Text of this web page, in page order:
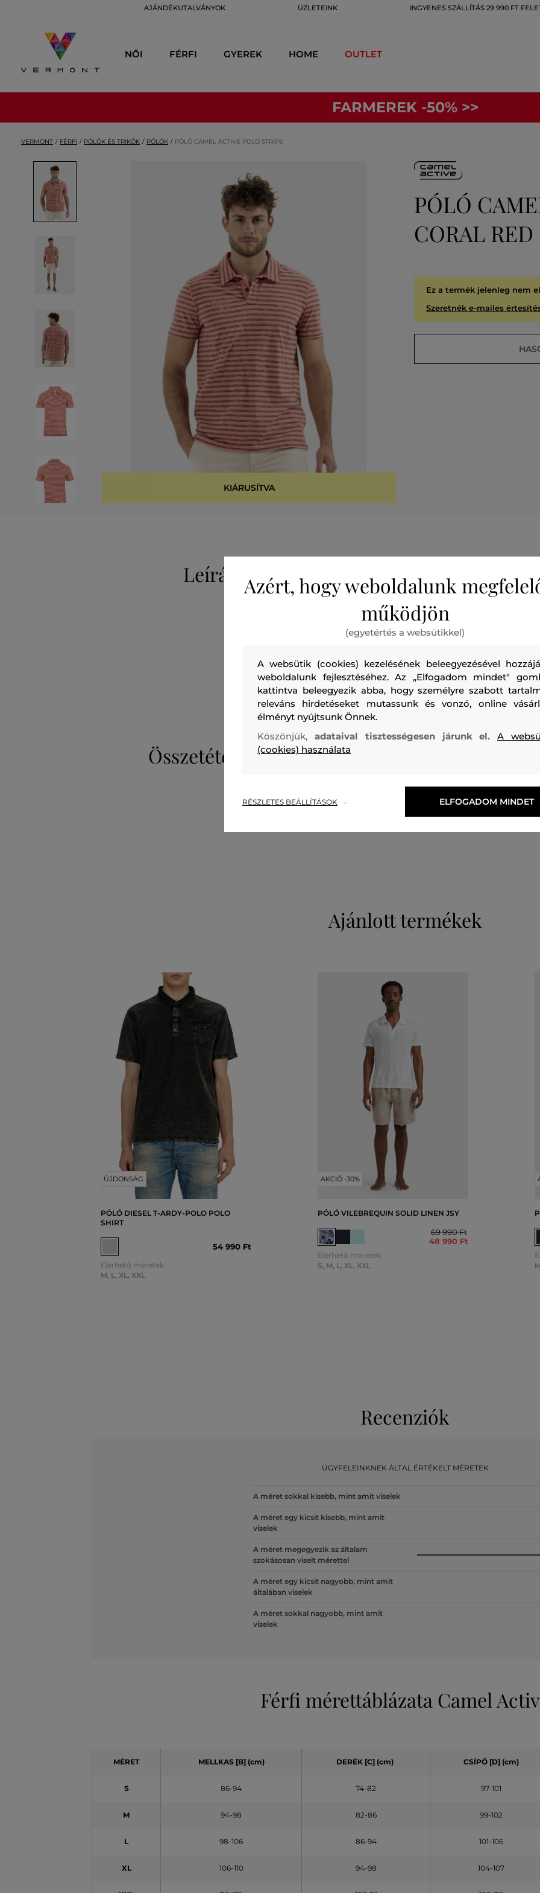
AJÁNDÉKUTALVÁNYOK ÜZLETEINK INGYENES SZÁLLÍTÁS 29 990 FT
NŐI FÉRFI GYEREK HOME OUTLET
FARMEREK -50% >>
VERMONT FÉRFI PÓLÓK ÉS TRIKÓK PÓLÓK PÓLÓ CAMEL ACTIVE POLO STRIPE
KIÁRUSÍTVA
PÓLÓ
CORAL RED
Ez a termék jelenleg nem
Szeretnék e-mailes
Leírás
Férfi, laza szabású pólóing rövid ujjakkal és mellzsebbel,
kiváló minőségű anyagösszetétel tökéletes légáteresztő
puhaságot és rendkívül kényelmes érzést biztosít viselés
darab, amely tökéletesen fog mutatni vászon chino
kombinálva.
Szezon: SS24 Termék kódja
Összetétel
felső anyag
Ajánlott termékek
ÚJDONSÁG
PÓLÓ DIESEL T-ARDY-POLO POLO
SHIRT
54 990 Ft
Elérhető méretek:
M, L , XL , XXL
AKCIÓ -30%
PÓLÓ VILEBREQUIN SOLID LINEN JSY
69 990 Ft
48 990 Ft
Elérhető méretek:
S, M, L , XL , XXL
M
Recenziók
ÜGYFELEINKNEK ÁLTAL ÉRTÉKELT MÉRETEK
A méret sokkal kisebb, mint amit viselek
A méret egy kicsit kisebb, mint amit
viselek
A méret megegyezik az általam
szokásosan viselt mérettel
A méret egy kicsit nagyobb, mint amit
általában viselek
A méret sokkal nagyobb, mint amit
viselek
Férfi mérettáblázata Camel
MÉRET MELLKAS [B] (cm) DERÉK [C] (cm) CSÍPŐ [D] (cm)
S 86-94 74-82 97-101
M 94-98 82-86 99-102
L 98-106 86-94 101-106
XL 106-110 94-98 104-107
Azért, hogy weboldalunk
működjön
(egyetértés a websütikkel)
A websütik (cookies) kezelésének beleegyezésével
weboldalunk fejlesztéséhez. Az „Elfogadom mindet"
kattintva beleegyezik abba, hogy személyre szabott
releváns hirdetéseket mutassunk és vonzó, online
élményt nyújtsunk Önnek.
Köszönjük, adataival tisztességesen járunk el.A
(cookies) használata
RÉSZLETES BEÁLLÍTÁSOK ELFOGADOM MINDET